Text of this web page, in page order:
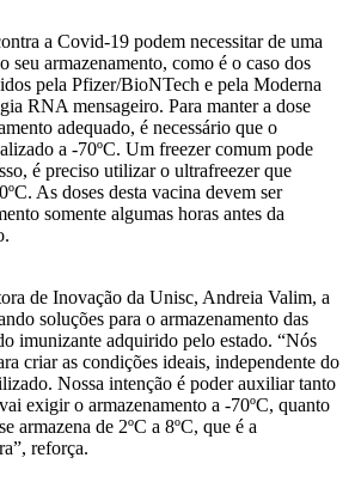
a Covid-19 podem necessitar de uma
seu armazenamento, como é o caso dos
pela Pfizer/BioNTech e pela Moderna
RNA mensageiro. Para manter a dose
adequado, é necessário que o
a -70ºC. Um freezer comum pode
é preciso utilizar o ultrafreezer que
As doses desta vacina devem ser
somente algumas horas antes da
de Inovação da Unisc, Andreia Valim, a
soluções para o armazenamento das
imunizante adquirido pelo estado. “Nós
criar as condições ideais, independente do
Nossa intenção é poder auxiliar tanto
exigir o armazenamento a -70ºC, quanto
armazena de 2ºC a 8ºC, que é a
reforça.